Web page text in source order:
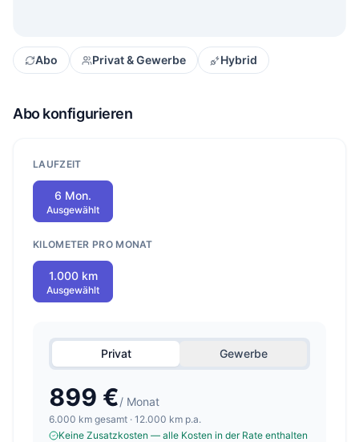
Abo Privat & Gewerbe Hybrid
Abo konfigurieren
LAUFZEIT
6 Mon.
Ausgewählt
KILOMETER PRO MONAT
1.000 km
Ausgewählt
Privat Gewerbe
899 €/ Monat
6.000 km gesamt · 12.000 km p.a.
Keine Zusatzkosten — alle Kosten in der Rate enthalten